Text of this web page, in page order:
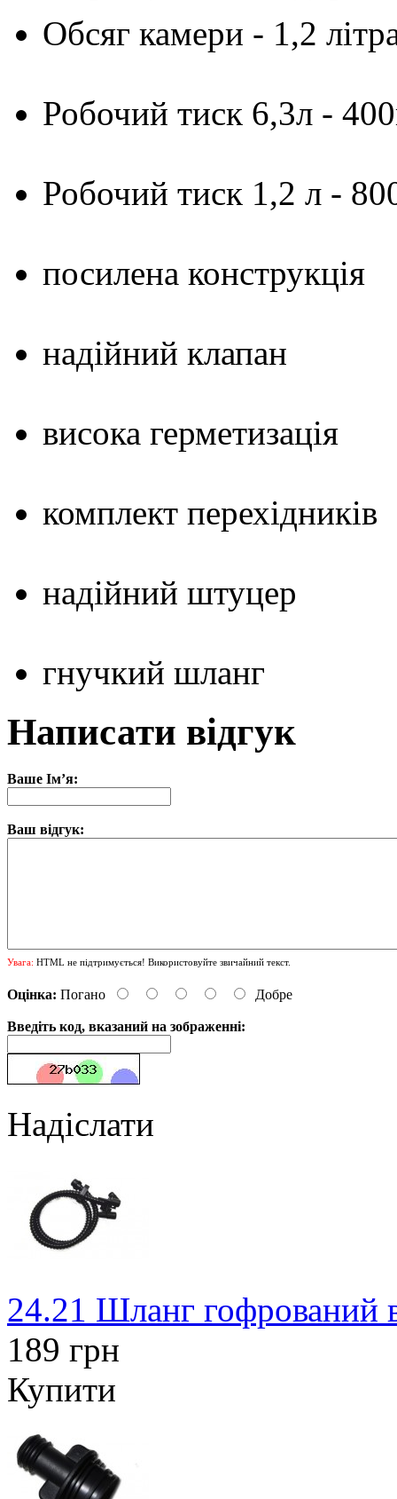
Обсяг камери - 1,2
Робочий тиск 6,3л -
Робочий тиск 1,2 л -
посилена конструкція
надійний клапан
висока герметизація
комплект перехідників
надійний штуцер
гнучкий шланг
Написати відгук
Ваше Ім’я:
Ваш відгук:
Увага: HTML не підтримується! Використовуйте звичайний текст.
Оцінка: Погано Добре
Введіть код, вказаний на зображенні:
Надіслати
24.21 Шланг гофрований
189 грн
Купити